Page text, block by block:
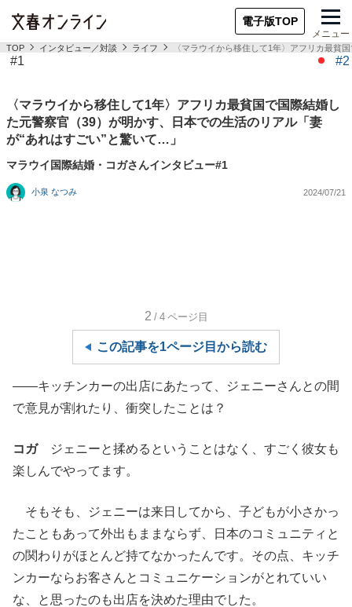
電子版TOP
メニュー
TOP インタビュー／対談 ライフ 〈マラウイから移住して1年〉アフリカ最貧
#1 #2
〈マラウイから移住して1年〉アフリカ最貧国で国際結婚し
た元警察官（39）が明かす、日本での生活のリアル「妻
が“あれはすごい”と驚いて…」
マラウイ国際結婚・コガさんインタビュー#1
小泉 なつみ 2024/07/21
2 /4 ページ目
この記事を1ページ目から読む
――キッチンカーの出店にあたって、ジェニーさんとの間
で意見が割れたり、衝突したことは？
コガジェニーと揉めるということはなく、すごく彼女も
楽しんでやってます。
そもそも、ジェニーは来日してから、子どもが小さかっ
たこともあって外出もままならず、日本のコミュニティと
の関わりがほとんど持てなかったんです。その点、キッチ
ンカーならお客さんとコミュニケーションがとれていい
な、と思ったのも出店を決めた理由でした。